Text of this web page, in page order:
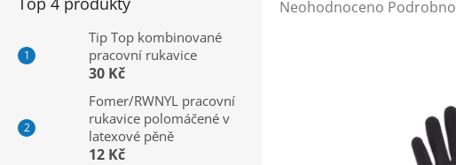
Tip Top kombinované
pracovní rukavice
30 Kč
Fomer/RWNYL pracovní
rukavice polomáčené v
latexové pěně
12 Kč
Průměrné
Neohodnoceno